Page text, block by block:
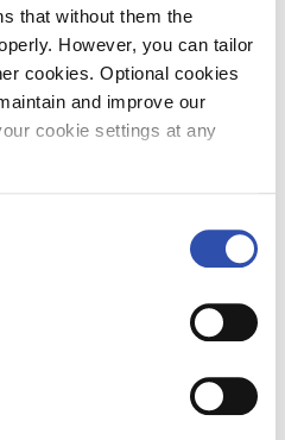
that without them the
However, you can tailor
cookies. Optional cookies
and improve our
cookie settings at any